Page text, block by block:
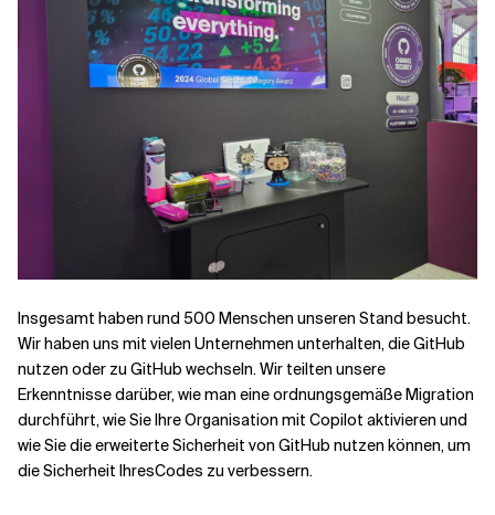
Insgesamt haben rund 500 Menschen unseren Stand besucht.
Wir haben uns mit vielen Unternehmen unterhalten, die GitHub
nutzen oder zu GitHub wechseln. Wir teilten unsere
Erkenntnisse darüber, wie man eine ordnungsgemäße Migration
durchführt, wie Sie Ihre Organisation mit Copilot aktivieren und
wie Sie die erweiterte Sicherheit von GitHub nutzen können, um
die Sicherheit IhresCodes zu verbessern.